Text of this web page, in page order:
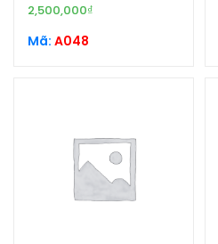
2,500,000₫
Mã: A048